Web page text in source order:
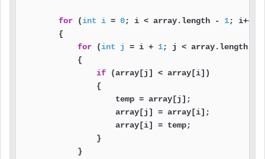
for (int i = 0; i < array.length - 1; i++)
        {
for (int j = i + 1; j < array.length;
            {
if (array[j] < array[i])
                {
                    temp = array[j];
                    array[j] = array[i];
                    array[i] = temp;
                }
            }